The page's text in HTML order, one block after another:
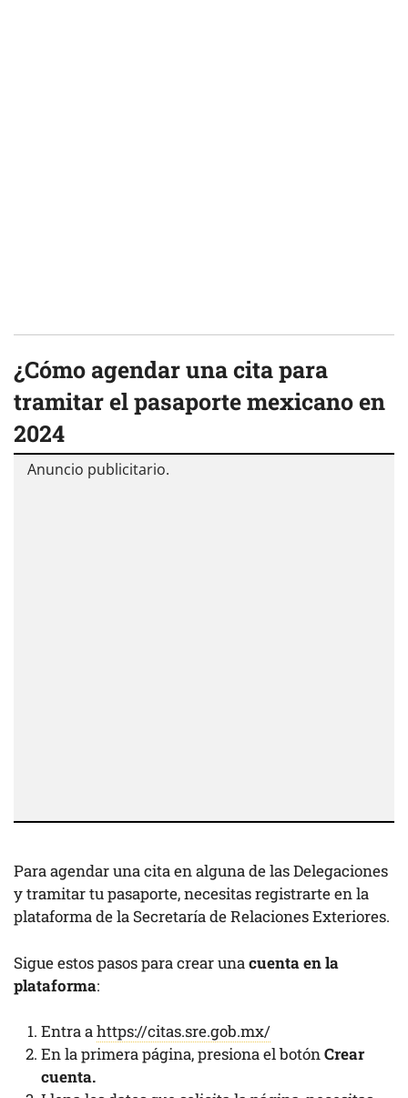
¿Cómo agendar una cita para
tramitar el pasaporte mexicano en
2024
Para agendar una cita en alguna de las Delegaciones
y tramitar tu pasaporte, necesitas registrarte en la
plataforma de la Secretaría de Relaciones Exteriores.
Sigue estos pasos para crear unacuenta en la
plataforma:
Entra ahttps://citas.sre.gob.mx/
En la primera página, presiona el botónCrear
cuenta.